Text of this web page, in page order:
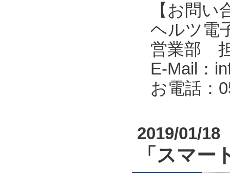
【お問い
ヘルツ電
営業部
E-Mail：
お電話：
2019/01/18
「スマ